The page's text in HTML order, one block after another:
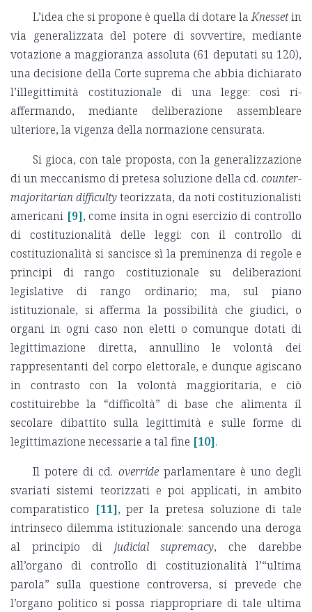
L’idea che si propone è quella di dotare laKnessetin
via generalizzata del potere di sovvertire, mediante
votazione a maggioranza assoluta (61 deputati su 120),
una decisione della Corte suprema che abbia dichiarato
l’illegittimità costituzionale di una legge: così ri-
affermando, mediante deliberazione assembleare
ulteriore, la vigenza della normazione censurata.
Si gioca, con tale proposta, con la generalizzazione
di un meccanismo di pretesa soluzione della cd. counter-
majoritarian difficultyteorizzata, da noti costituzionalisti
americani [9], come insita in ogni esercizio di controllo
di costituzionalità delle leggi: con il controllo di
costituzionalità si sancisce sì la preminenza di regole e
principi di rango costituzionale su deliberazioni
legislative di rango ordinario; ma, sul piano
istituzionale, si afferma la possibilità che giudici, o
organi in ogni caso non eletti o comunque dotati di
legittimazione diretta, annullino le volontà dei
rappresentanti del corpo elettorale, e dunque agiscano
in contrasto con la volontà maggioritaria, e ciò
costituirebbe la “difficoltà” di base che alimenta il
secolare dibattito sulla legittimità e sulle forme di
legittimazione necessarie a tal fine [10].
Il potere di cd. overrideparlamentare è uno degli
svariati sistemi teorizzati e poi applicati, in ambito
comparatistico [11], per la pretesa soluzione di tale
intrinseco dilemma istituzionale: sancendo una deroga
al principio di judicial supremacy, che darebbe
all’organo di controllo di costituzionalità l’“ultima
parola” sulla questione controversa, si prevede che
l’organo politico si possa riappropriare di tale ultima